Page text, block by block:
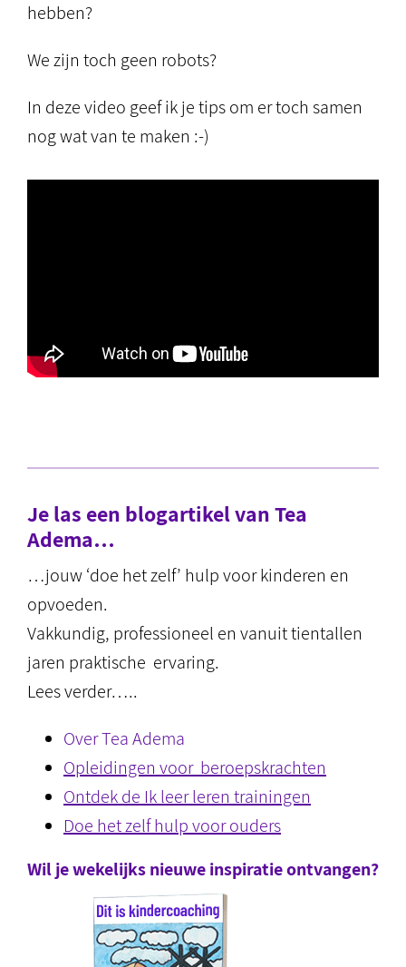
hebben?
We zijn toch geen robots?
In deze video geef ik je tips om er toch samen
nog wat van te maken :-)
Je las een blogartikel van Tea
Adema…
…jouw ‘doe het zelf’ hulp voor kinderen en
opvoeden.
Vakkundig, professioneel en vanuit tientallen
jaren praktische ervaring.
Lees verder…..
Over Tea Adema
Opleidingen voor beroepskrachten
Ontdek de Ik leer leren trainingen
Doe het zelf hulp voor ouders
Wil je wekelijks nieuwe inspiratie ontvangen?